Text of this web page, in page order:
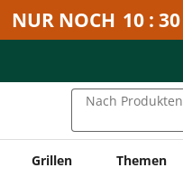
NUR NOCH 10 :
Nach
Grillen Themen